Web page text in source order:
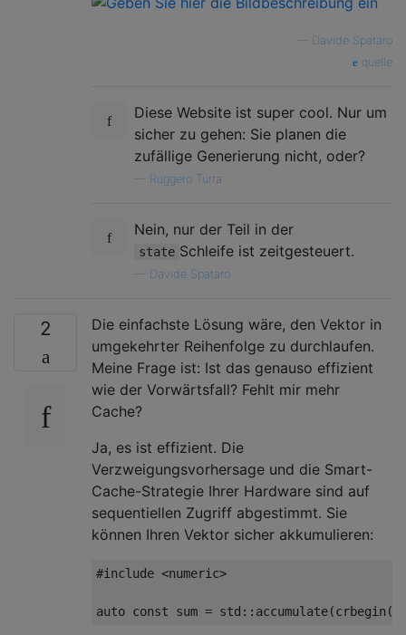
Davide Spataro
quelle
Diese Website ist super cool. Nur um
sicher zu gehen: Sie planen die
zufällige Generierung nicht, oder?
Ruggero Turra
Nein, nur der Teil in der
state Schleife ist zeitgesteuert.
Davide Spataro
2
Die einfachste Lösung wäre, den Vektor in
umgekehrter Reihenfolge zu durchlaufen.
Meine Frage ist: Ist das genauso effizient
wie der Vorwärtsfall? Fehlt mir mehr
Cache?
Ja, es ist effizient. Die
Verzweigungsvorhersage und die Smart-
Cache-Strategie Ihrer Hardware sind auf
sequentiellen Zugriff abgestimmt. Sie
können Ihren Vektor sicher akkumulieren:
#include <numeric>
auto const sum = std :: accumulate(crbegin (